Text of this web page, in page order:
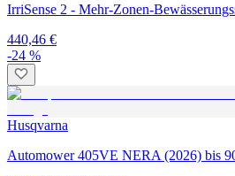
IrriSense 2 - Mehr-Zonen-
440,46 €
-24 %
Husqvarna
Automower 405VE NERA (2026) bis